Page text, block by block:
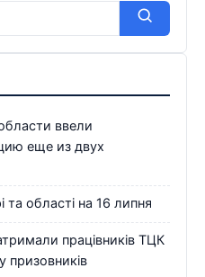
ввели
еще из двух
та області на 16 липня
працівників ТЦК
призовників